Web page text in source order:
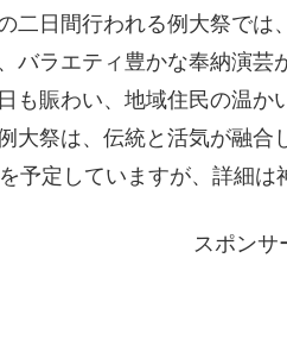
二日間行われる例大祭で
バラエティ豊かな奉納演
も賑わい、地域住民の温
大祭は、伝統と活気が融
予定していますが、詳細は
スポンサ